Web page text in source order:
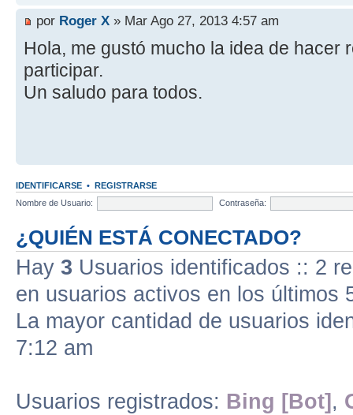
por Roger X » Mar Ago 27, 2013 4:57 am
Hola, me gustó mucho la idea de hacer
participar.
Un saludo para todos.
IDENTIFICARSE • REGISTRARSE
Nombre de Usuario:
Contraseña:
¿QUIÉN ESTÁ CONECTADO?
Hay 3 Usuarios identificados :: 2
en usuarios activos en los últimos
La mayor cantidad de usuarios
7:12 am
Usuarios registrados: Bing [Bot] ,